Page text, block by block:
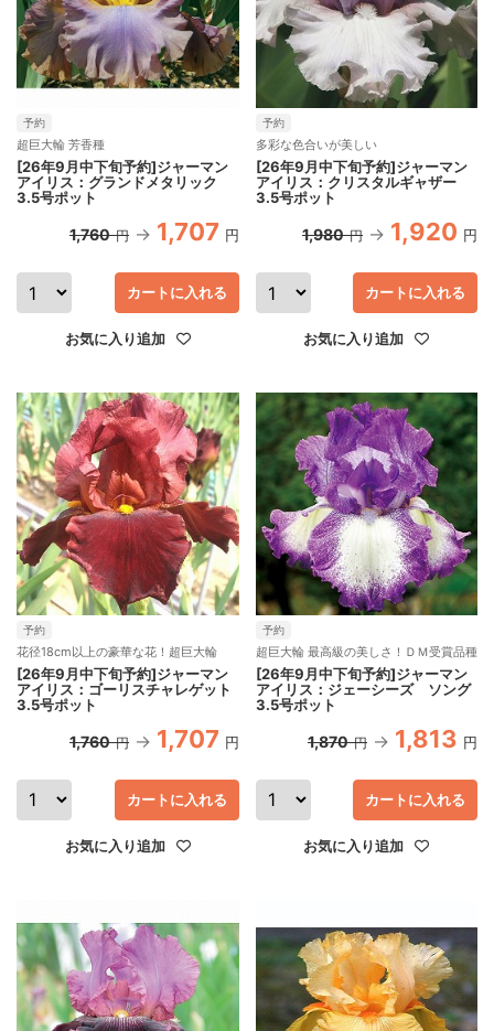
予約
超巨大輪 芳香種
[26年9月中下旬予約]ジャーマン
アイリス：グランドメタリック
3.5号ポット
1,760 円 1,707 円
お気に入り追加
カートに入れる
予約
多彩な色合いが美しい
[26年9月中下旬予約]ジャーマン
アイリス：クリスタルギャザー
3.5号ポット
1,980 円 1,920 円
お気に入り追加
カートに入れる
予約
花径18cm以上の豪華な花！超巨大輪
[26年9月中下旬予約]ジャーマン
アイリス：ゴーリスチャレゲット
3.5号ポット
1,760 円 1,707 円
お気に入り追加
カートに入れる
予約
超巨大輪 最高級の美しさ！ＤＭ受賞品種
[26年9月中下旬予約]ジャーマン
アイリス：ジェーシーズ ソング
3.5号ポット
1,870 円 1,813 円
お気に入り追加
カートに入れる